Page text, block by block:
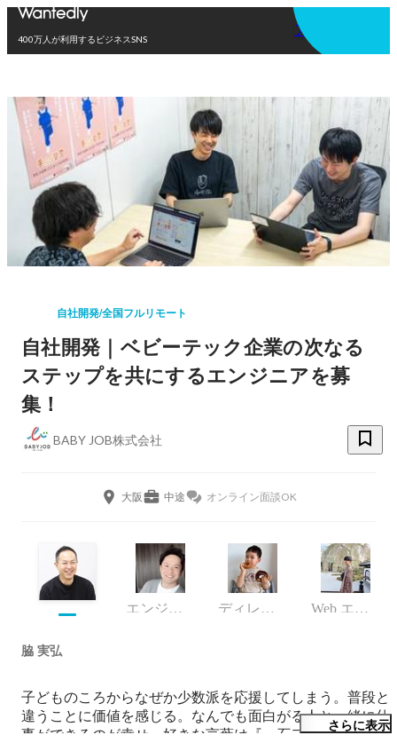
400万人が利用するビジネスSNS
アプリを使う
自社開発/全国フルリモート
自社開発｜ベビーテック企業の次なる
ステップを共にするエンジニアを募
集！
BABY JOB株式会社
大阪 中途 オンライン面談OK
エンジニア ディレクター Web エンジニア
脇 実弘
子どものころからなぜか少数派を応援してしまう。普段と
違うことに価値を感じる。なんでも面白がる人と一緒に仕
事ができるのが幸せ。好きな言葉は『一石二鳥』。
さらに表示